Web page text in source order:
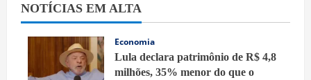
NOTÍCIAS EM ALTA
Economia
Lula declara patrimônio de R$ 4,8
milhões, 35% menor do que o